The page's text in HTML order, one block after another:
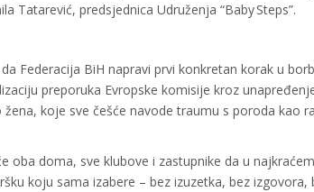
Tatarević, predsjednica Udruženja “Baby Steps”.
Federacija BiH napravi prvi konkretan korak u
preporuka Evropske komisije kroz
koje sve češće navode traumu s poroda kao
oba doma, sve klubove i zastupnike da u
koju sama izabere – bez izuzetka, bez izgovora,